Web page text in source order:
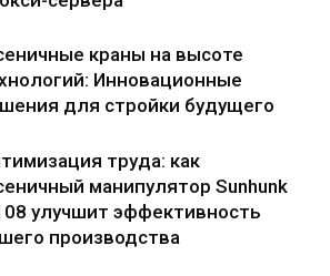
краны на высоте
Инновационные
для стройки будущего
труда: как
манипулятор Sunhunk
улучшит эффективность
производства